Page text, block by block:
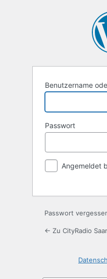
Benutzername
Passwort
Angemeldet
Passwort
← Zu CityRadio